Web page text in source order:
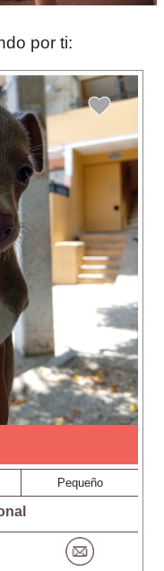
por ti:
Pequeño